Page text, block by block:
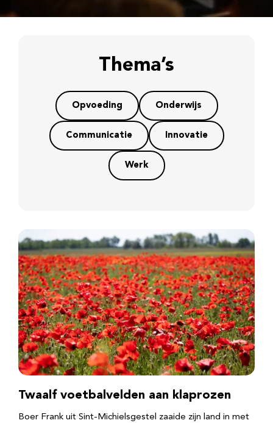
Thema’s
Opvoeding Onderwijs
Communicatie Innovatie
Werk
Twaalf voetbalvelden aan klaprozen
Boer Frank uit Sint-Michielsgestel zaaide zijn land in met